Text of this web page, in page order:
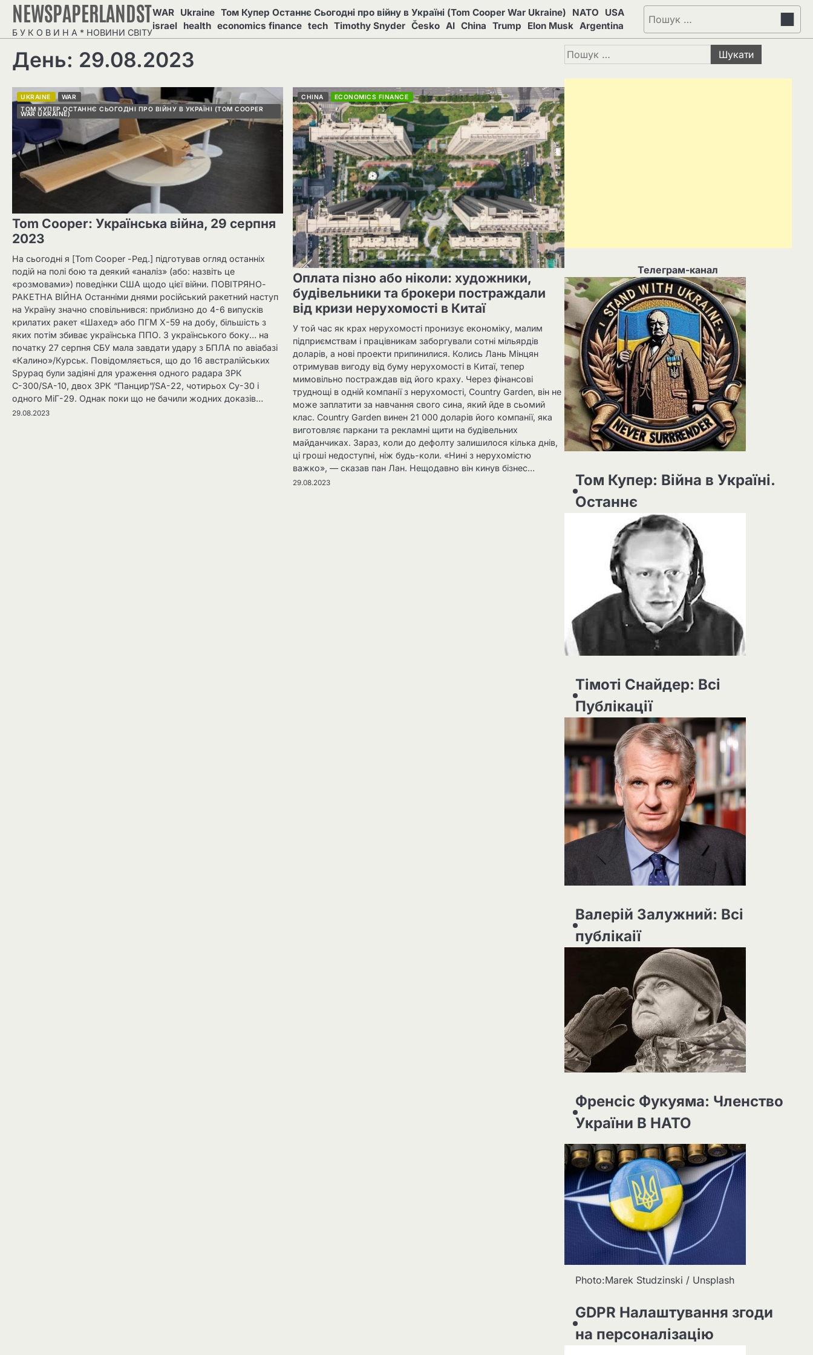
Перейти
вмісту
NEWSPAPERLANDST
Б У К О В И Н А * НОВИНИ СВІТУ
WAR Ukraine Том Купер Останнє Сьогодні про війну в Україні (Tom Cooper War Ukraine) NATO
USA
israel health economics finance tech Timothy Snyder Česko AI China Trump Elon Musk Argentina
Пошук:
День: 29.08.2023
UKRAINE
WAR
ТОМ КУПЕР ОСТАННЄ СЬОГОДНІ ПРО ВІЙНУ В УКРАЇНІ (TOM COOPER
WAR UKRAINE)
Tom Cooper: Українська війна, 29 серпня
2023
На сьогодні я [Tom Cooper -Ред.] підготував огляд останніх
подій на полі бою та деякий «аналіз» (або: назвіть це
«розмовами») поведінки США щодо цієї війни. ПОВІТРЯНО-
РАКЕТНА ВІЙНА Останніми днями російський ракетний наступ
на Україну значно сповільнився: приблизно до 4-6 випусків
крилатих ракет «Шахед» або ПГМ Х-59 на добу, більшість з
яких потім збиває українська ППО. З українського боку… на
початку 27 серпня СБУ мала завдати удару з БПЛА по авіабазі
«Калино»/Курськ. Повідомляється, що до 16 австралійських
Spypaq були задіяні для ураження одного радара ЗРК
С-300/SA-10, двох ЗРК “Панцир”/SA-22, чотирьох Су-30 і
одного МіГ-29. Однак поки що не бачили жодних доказів…
29.08.2023
CHINA ECONOMICS FINANCE
Оплата пізно або ніколи: художники,
будівельники та брокери постраждали
від кризи нерухомості в Китаї
У той час як крах нерухомості пронизує економіку, малим
підприємствам і працівникам заборгували сотні мільярдів
доларів, а нові проекти припинилися. Колись Лань Мінцян
отримував вигоду від буму нерухомості в Китаї, тепер
мимовільно постраждав від його краху. Через фінансові
труднощі в одній компанії з нерухомості, Country Garden, він не
може заплатити за навчання свого сина, який йде в сьомий
клас. Country Garden винен 21 000 доларів його компанії, яка
виготовляє паркани та рекламні щити на будівельних
майданчиках. Зараз, коли до дефолту залишилося кілька днів,
ці гроші недоступні, ніж будь-коли. «Нині з нерухомістю
важко», — сказав пан Лан. Нещодавно він кинув бізнес…
29.08.2023
Пошук:
Телеграм-канал
Том Купер: Війна в Україні.
Останнє
Тімоті Снайдер: Всі
Публікації
Валерій Залужний: Всі
публікаії
Френсіс Фукуяма: Членство
України В НАТО
Photo:Marek Studzinski / Unsplash
GDPR Налаштування згоди
на персоналізацію